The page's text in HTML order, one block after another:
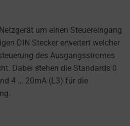
um einen Steuereingang
DIN Stecker erweitert welcher
des Ausgangsstromes
Dabei stehen die Standards 0
4 … 20mA (L3) für die